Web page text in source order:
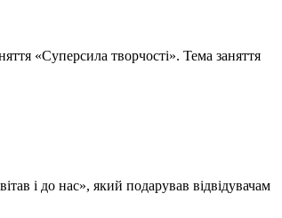
«Суперсила творчості». Тема заняття
і до нас», який подарував відвідувачам